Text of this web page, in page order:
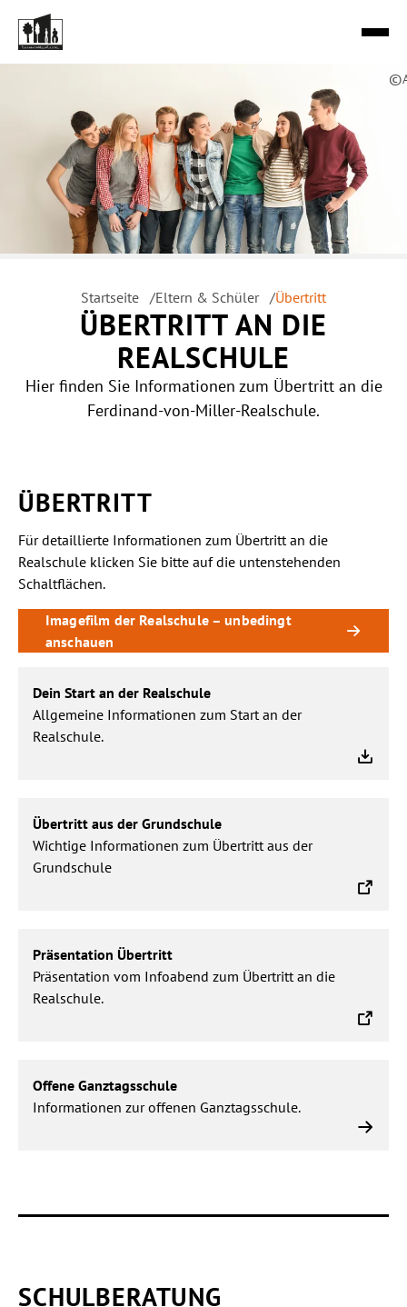
Zum
Inhalt
springen
STARTSEITE
ÜBER UNS
SCHULE
SCHULLEBEN
ELTERN & SCHÜLER
BERATUNG
©
Startseite Eltern & Schüler Übertritt
ÜBERTRITT AN DIE
REALSCHULE
Hier finden Sie Informationen zum Übertritt an die
Ferdinand-von-Miller-Realschule.
ÜBERTRITT
Für detaillierte Informationen zum Übertritt an die
Realschule klicken Sie bitte auf die untenstehenden
Schaltflächen.
Imagefilm der Realschule – unbedingt
anschauen
Start
der
Dein Start an der Realschule
Allgemeine Informationen zum Start an der
Realschule.
aus
der
Grundschule
Übertritt aus der Grundschule
Wichtige Informationen zum Übertritt aus der
Grundschule
Übertritt
Präsentation Übertritt
Präsentation vom Infoabend zum Übertritt an die
Realschule.
Ganztagsschule
Offene Ganztagsschule
Informationen zur offenen Ganztagsschule.
SCHULBERATUNG